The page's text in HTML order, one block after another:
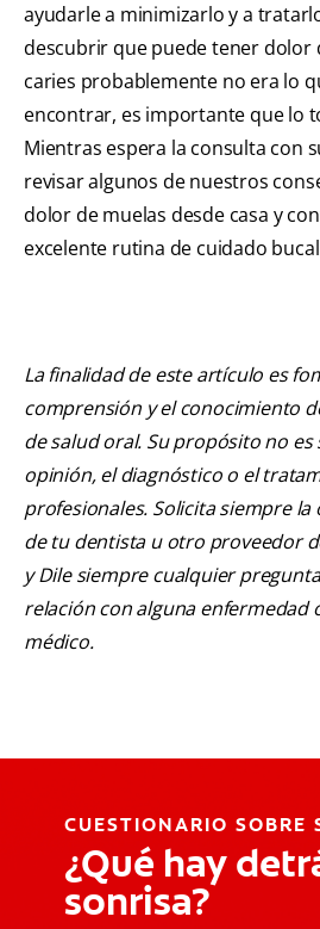
ayudarle a minimizarlo y a
descubrir que puede tener dolor
caries probablemente no era lo
encontrar, es importante que lo
Mientras espera la consulta con
revisar algunos de nuestros
dolor de muelas desde casa y
excelente rutina de cuidado
La finalidad de este artículo es
comprensión y el conocimiento
de salud oral. Su propósito no
opinión, el diagnóstico o el
profesionales. Solicita siempre
de tu dentista u otro proveedor
y Dile siempre cualquier
relación con alguna enfermedad
médico.
CUESTIONARIO SOBRE
¿Qué hay
sonrisa?